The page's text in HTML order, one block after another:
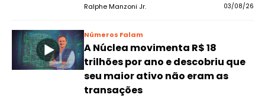
Ralphe Manzoni Jr. 03/08/26
Números Falam
A Núclea movimenta R$ 18
trilhões por ano e descobriu que
seu maior ativo não eram as
transações